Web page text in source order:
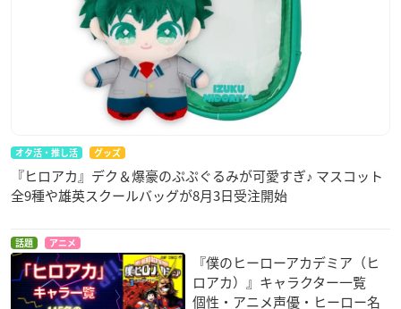
オタ活・推し活 グッズ
『ヒロアカ』デク＆爆豪のぷぷぐるみが可愛すぎ♪ マスコット
全9種や雄英スクールバッグが8月3日受注開始
話題 アニメ
『僕のヒーローアカデミア（ヒ
ロアカ）』キャラクター一覧
個性・アニメ声優・ヒーロー名